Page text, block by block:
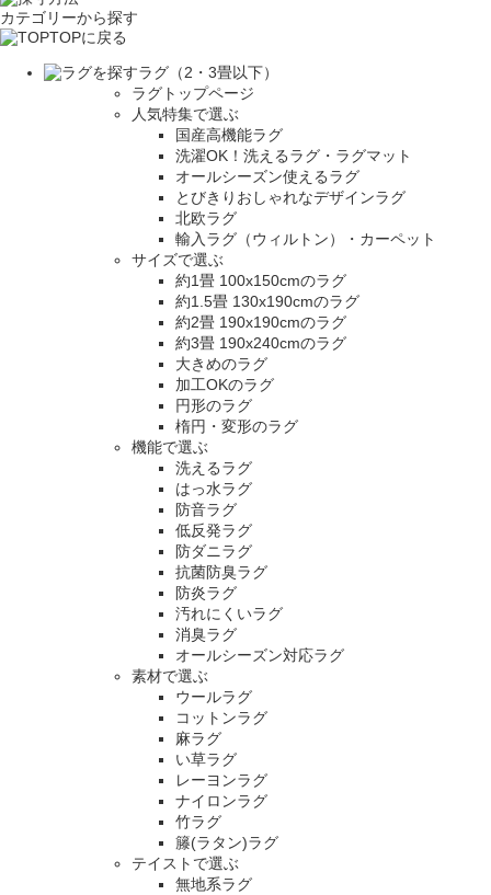
カテゴリーから探す
TOPに戻る
ラグ（2・3畳以下）
ラグトップページ
人気特集で選ぶ
国産高機能ラグ
洗濯OK！洗えるラグ・ラグマット
オールシーズン使えるラグ
とびきりおしゃれなデザインラグ
北欧ラグ
輸入ラグ（ウィルトン）・カーペット
サイズで選ぶ
約1畳 100x150cmのラグ
約1.5畳 130x190cmのラグ
約2畳 190x190cmのラグ
約3畳 190x240cmのラグ
大きめのラグ
加工OKのラグ
円形のラグ
楕円・変形のラグ
機能で選ぶ
洗えるラグ
はっ水ラグ
防音ラグ
低反発ラグ
防ダニラグ
抗菌防臭ラグ
防炎ラグ
汚れにくいラグ
消臭ラグ
オールシーズン対応ラグ
素材で選ぶ
ウールラグ
コットンラグ
麻ラグ
い草ラグ
レーヨンラグ
ナイロンラグ
竹ラグ
籐(ラタン)ラグ
テイストで選ぶ
無地系ラグ